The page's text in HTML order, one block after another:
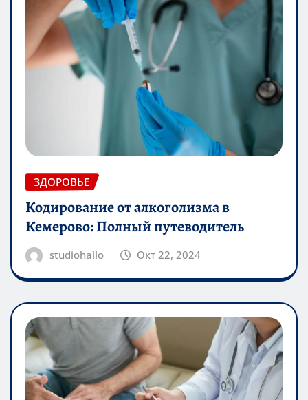
ЗДОРОВЬЕ
Кодирование от алкоголизма в
Кемерово: Полный путеводитель
studiohallo_ Окт 22, 2024